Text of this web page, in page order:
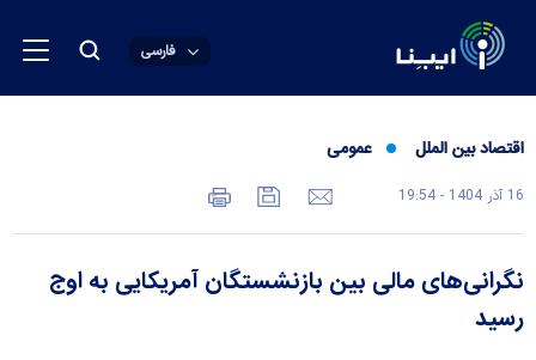
فارسی
اقتصاد بین الملل عمومی
16 آذر 1404 - 19:54
نگرانی‌های مالی بین بازنشستگان آمریکایی به اوج
رسید